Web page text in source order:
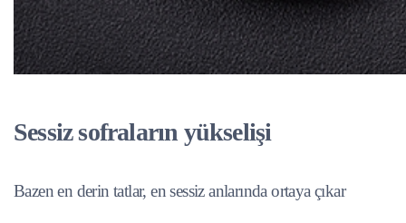
Sessiz sofraların yükselişi
Bazen en derin tatlar, en sessiz anlarında ortaya çıkar